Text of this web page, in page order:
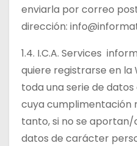
enviarla por correo
dirección:
1.4. I.C.A. Services
quiere registrarse en la
toda una serie de
cuya cumplimentación
tanto, si no se
datos de carácter